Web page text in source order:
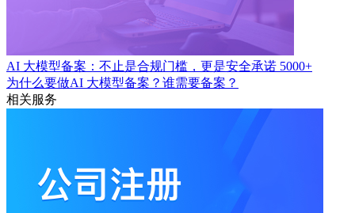
AI 大模型备案：不止是合规门槛，更是安全承诺 5000+
为什么要做AI 大模型备案？谁需要备案？
相关服务